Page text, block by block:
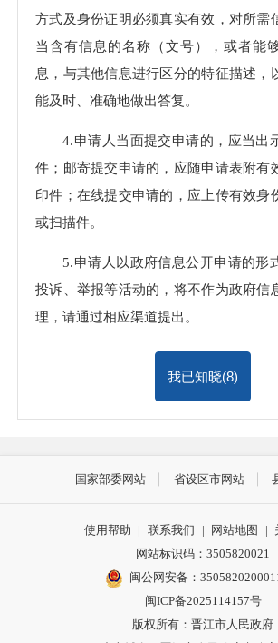
方式及身份证明必须真实有效，对所需
当含有信息的名称（文号），或者能
息，与其他信息进行区分的特征描述，
能及时、准确地做出答复。
4.申请人当面提交申请的，应当出
件；邮寄提交申请的，应随申请表附有
印件；在线提交申请的，应上传有效身
或扫描件。
5.申请人以政府信息公开申请的形
投诉、举报等活动的，将不作为政府信
理，请通过相应渠道提出。
我已知晓(8)
国家部委网站 省设区市网站
使用帮助 | 联系我们 | 网站地图 |
网站标识码：3505820021
闽公网安备：
闽ICP备2025114157号
版权所有：晋江市人民政府